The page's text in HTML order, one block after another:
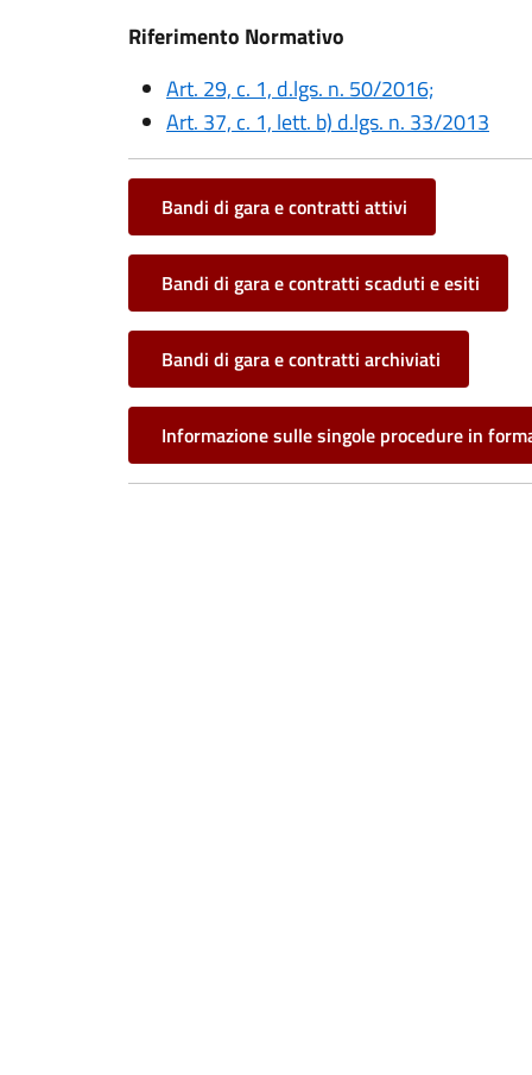
Riferimento Normativo
Art. 29, c. 1, d.lgs. n. 50/2016;
Art. 37, c. 1, lett. b) d.lgs. n. 33/2013
Bandi di gara e contratti attivi
Bandi di gara e contratti scaduti e esiti
Bandi di gara e contratti archiviati
Informazione sulle singole procedure in